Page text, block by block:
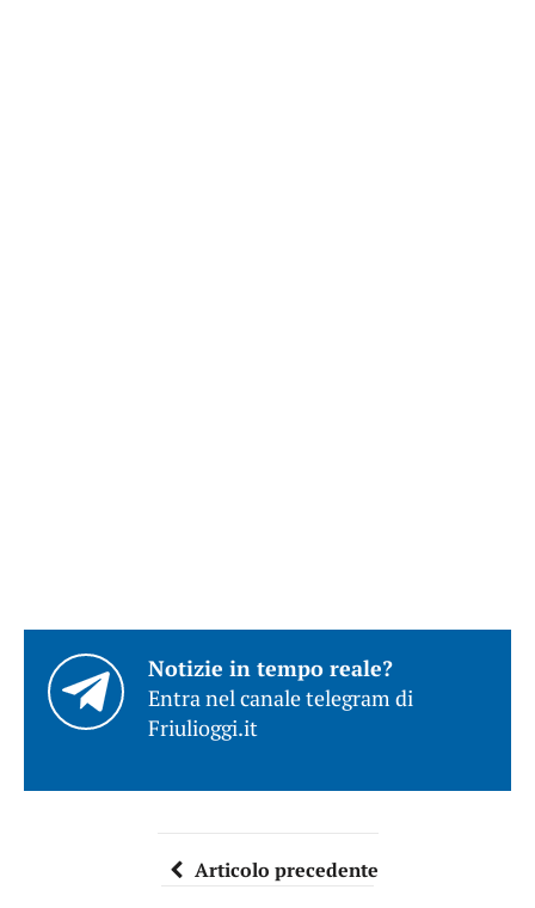
Notizie in tempo reale?
Entra nel canale telegram di
Friulioggi.it
Articolo precedente